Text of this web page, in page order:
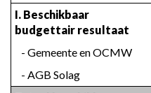
I. Beschikbaar
budgettair resultaat
   - Gemeente en OCMW
   - AGB Solag